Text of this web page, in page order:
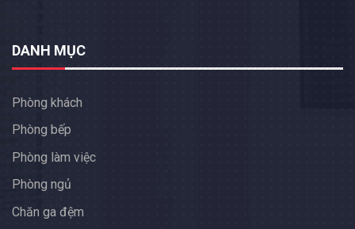
DANH MỤC
Phòng khách
Phòng bếp
Phòng làm việc
Phòng ngủ
Chăn ga đệm